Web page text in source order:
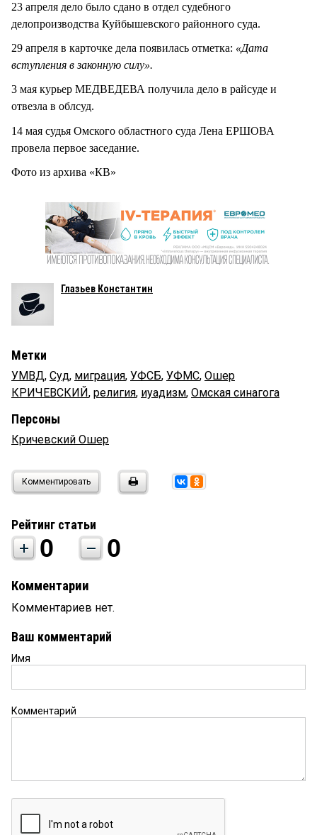
23 апреля дело было сдано в отдел судебного
делопроизводства Куйбышевского районного суда.
29 апреля в карточке дела появилась отметка: «Дата
вступления в законную силу».
3 мая курьер МЕДВЕДЕВА получила дело в райсуде и
отвезла в облсуд.
14 мая судья Омского областного суда Лена ЕРШОВА
провела первое заседание.
Фото из архива «КВ»
Глазьев Константин
Метки
УМВД, Суд, миграция, УФСБ, УФМС, Ошер
КРИЧЕВСКИЙ, религия, иуадизм, Омская синагога
Персоны
Кричевский Ошер
Комментировать
Рейтинг статьи
0 0
Комментарии
Комментариев нет.
Ваш комментарий
Имя
Комментарий